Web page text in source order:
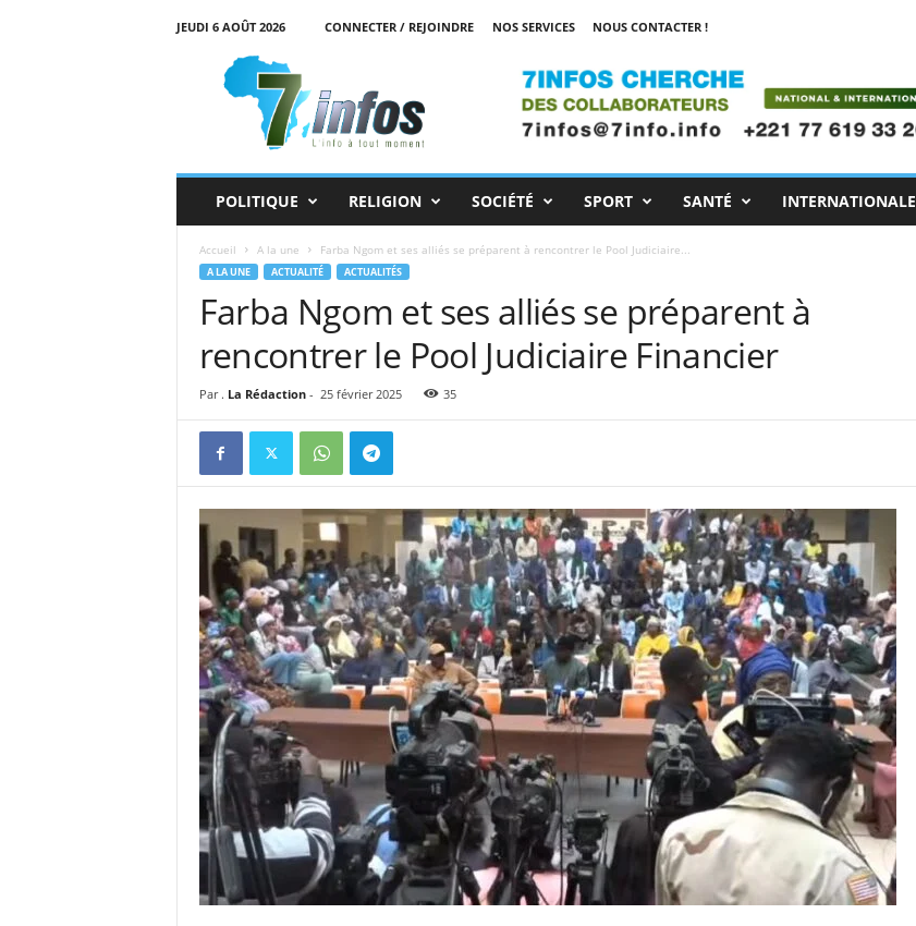
JEUDI 6 AOÛT 2026 CONNECTER / REJOINDRE NOS SERVICES
NOUS CONTACTER !
POLITIQUE RELIGION SOCIÉTÉ SPORT SANTÉ INTERNATIONALE
Accueil A la une Farba Ngom et ses alliés se préparent à rencontrer le Pool Judiciaire...
A LA UNE ACTUALITÉ ACTUALITÉS
Farba Ngom et ses alliés se préparent à
rencontrer le Pool Judiciaire Financier
Par . La Rédaction- 25 février 2025 35